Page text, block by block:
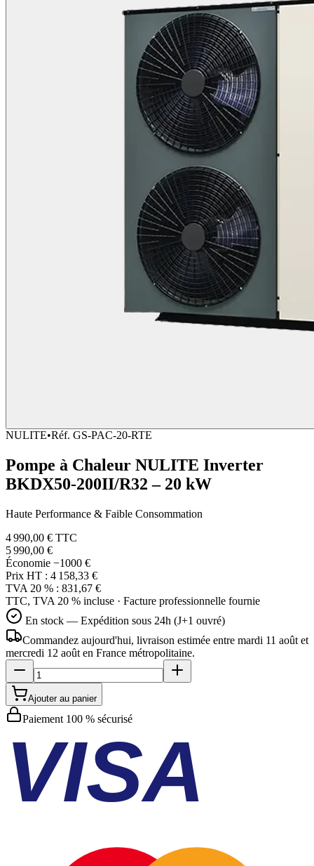
NULITE•Réf. GS-PAC-20-RTE
Pompe à Chaleur NULITE Inverter
BKDX50-200II/R32 – 20 kW
Haute Performance & Faible Consommation
4 990,00 € TTC
5 990,00 €
Économie −1000 €
Prix HT : 4 158,33 €
TVA 20 % : 831,67 €
TTC, TVA 20 % incluse · Facture professionnelle fournie
En stock — Expédition sous 24h (J+1 ouvré)
Commandez aujourd'hui, livraison estimée entre mardi 11 août et
mercredi 12 août en France métropolitaine.
Ajouter au panier
Paiement 100 % sécurisé
VISA